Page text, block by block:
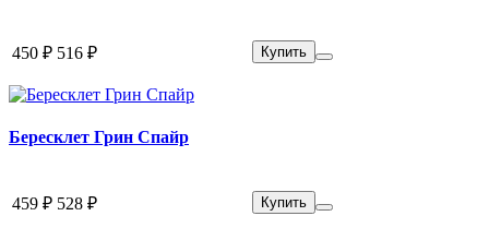
450 ₽ 516 ₽ Купить
Бересклет Грин Спайр
459 ₽ 528 ₽ Купить